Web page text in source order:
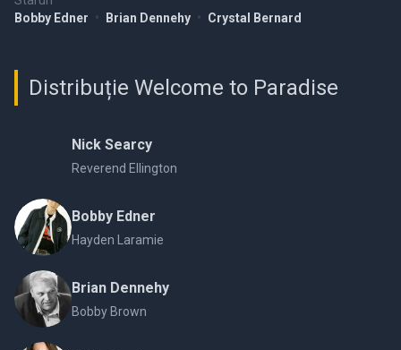
Bobby Edner • Brian Dennehy • Crystal Bernard
Distribuție Welcome to Paradise
Nick Searcy
Reverend Ellington
Bobby Edner
Hayden Laramie
Brian Dennehy
Bobby Brown